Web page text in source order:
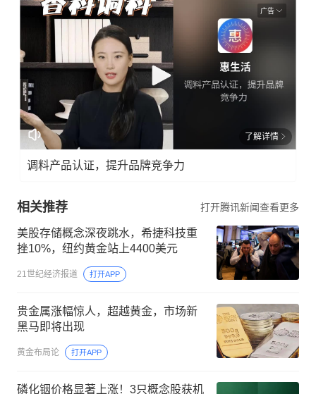
广告
了解详情
调料产品认证，提升品牌竞争力
相关推荐 打开腾讯新闻查看更多
美股存储概念深夜跳水，希捷科技重
挫10%，纽约黄金站上4400美元
21世纪经济报道 打开APP
贵金属涨幅惊人，超越黄金，市场新
黑马即将出现
黄金布局论 打开APP
磷化铟价格显著上涨！3只概念股获机